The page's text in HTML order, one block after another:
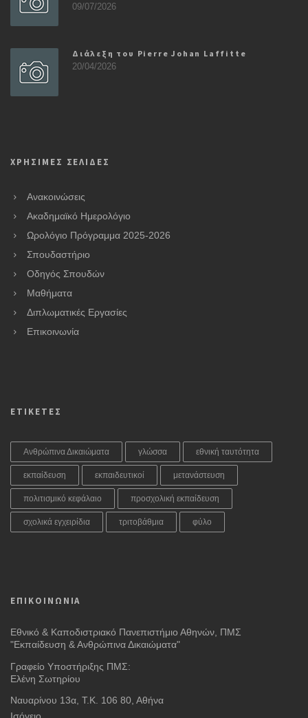
09/07/2026
Διάλεξη του Pierre Johan Laffitte
20/04/2026
ΧΡΗΣΙΜΕΣ ΣΕΛΙΔΕΣ
Ανακοινώσεις
Ακαδημαϊκό Ημερολόγιο
Ωρολόγιο Πρόγραμμα 2025-2026
Σπουδαστήριο
Οδηγός Σπουδών
Μαθήματα
Διπλωματικές Εργασίες
Επικοινωνία
ΕΤΙΚΕΤΕΣ
Ανθρώπινα Δικαιώματα γλώσσα εθνική ταυτότητα
εκπαίδευση εκπαιδευτικοί μετανάστευση
πολιτισμικό κεφάλαιο προσχολική εκπαίδευση
σχολικά εγχειρίδια τριτοβάθμια φύλο
ΕΠΙΚΟΙΝΩΝΙΑ
Εθνικό & Καποδιστριακό Πανεπιστήμιο Αθηνών, ΠΜΣ
"Εκπαίδευση & Ανθρώπινα Δικαιώματα"
Γραφείο Υποστήριξης ΠΜΣ:
Ελένη Σωτηρίου
Ναυαρίνου 13α, Τ.Κ. 106 80, Αθήνα